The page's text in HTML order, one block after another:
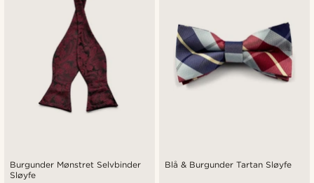
Burgunder Mønstret Selvbinder
Sløyfe
Blå & Burgunder Tartan Sløyfe